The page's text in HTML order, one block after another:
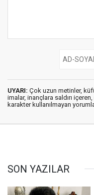
UYARI: Çok uzun metinler,
imalar, inançlara saldırı
karakter kullanılmayan
SON YAZILAR